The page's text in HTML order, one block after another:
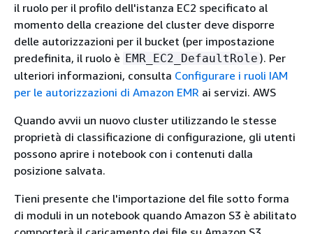
il ruolo per il profilo dell'istanza EC2 specificato al
momento della creazione del cluster deve disporre
delle autorizzazioni per il bucket (per impostazione
predefinita, il ruolo è EMR_EC2_DefaultRole ). Per
ulteriori informazioni, consulta Configurare i ruoli IAM
per le autorizzazioni di Amazon EMR ai servizi. AWS
Quando avvii un nuovo cluster utilizzando le stesse
proprietà di classificazione di configurazione, gli utenti
possono aprire i notebook con i contenuti dalla
posizione salvata.
Tieni presente che l'importazione del file sotto forma
di moduli in un notebook quando Amazon S3 è abilitato